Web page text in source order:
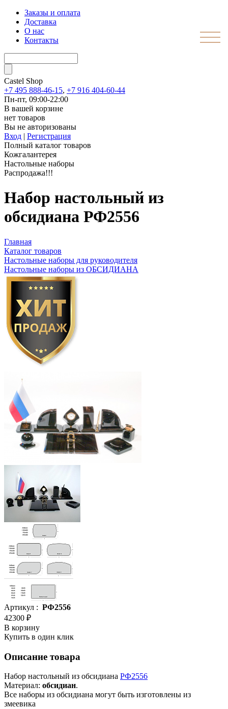
Заказы и оплата
Доставка
О нас
Контакты
Castel Shop
+7 495 888-46-15, +7 916 404-60-44
Пн-пт, 09:00-22:00
В вашей корзине
нет товаров
Вы не авторизованы
Вход | Регистрация
Полный каталог товаров
Кожгалантерея
Настольные наборы
Распродажа!!!
Набор настольный из
обсидиана РФ2556
Главная
Каталог товаров
Настольные наборы для руководителя
Настольные наборы из ОБСИДИАНА
Артикул : РФ2556
42300 ₽
В корзину
Купить в один клик
Описание товара
Набор настольный из обсидиана РФ2556
Материал: обсидиан.
Все наборы из обсидиана могут быть изготовлены из
змеевика